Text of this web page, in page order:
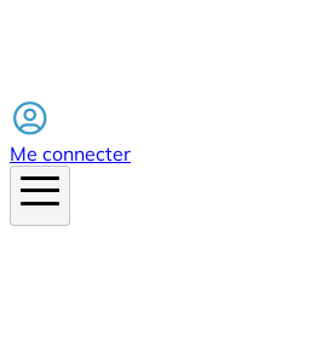
Me connecter